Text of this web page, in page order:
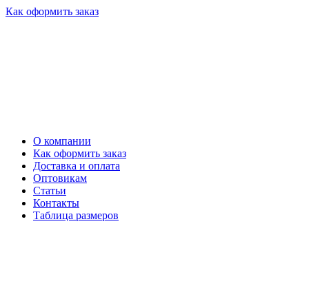
Как оформить заказ
О компании
Как оформить заказ
Доставка и оплата
Оптовикам
Статьи
Контакты
Таблица размеров